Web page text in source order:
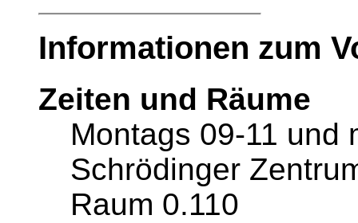
Informationen zum
Zeiten und Räume
Montags 09-11 und
Schrödinger
Raum 0.110